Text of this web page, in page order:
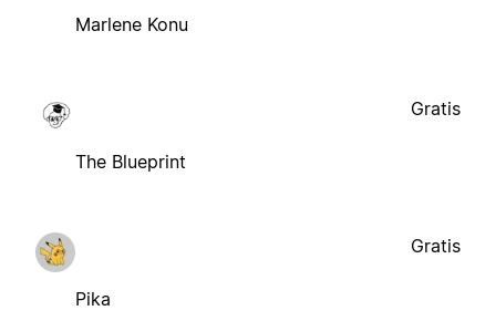
Marlene Konu
The Blueprint
Gratis
Pika
Gratis